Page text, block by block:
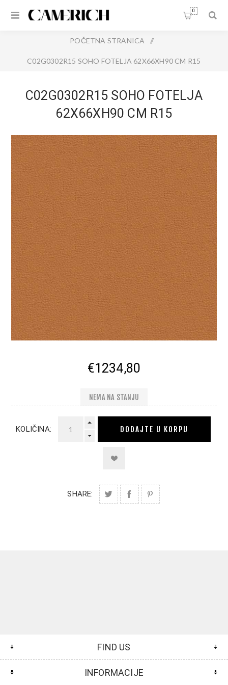
0
POČETNA STRANICA /
C02G0302R15 SOHO FOTELJA 62X66XH90 CM R15
C02G0302R15 SOHO FOTELJA
62X66XH90 CM R15
€1234,80
NEMA NA STANJU
KOLIČINA: DODAJTE U KORPU
SHARE:
FIND US
INFORMACIJE